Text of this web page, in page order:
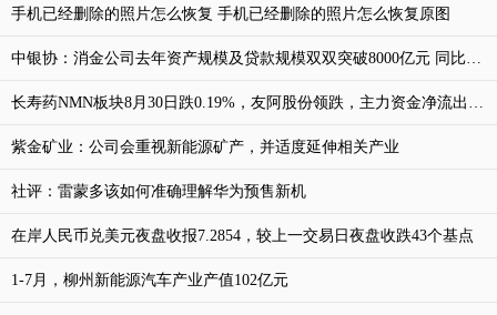
手机已经删除的照片怎么恢复 手机已经删除的照片怎么恢复原图
中银协：消金公司去年资产规模及贷款规模双双突破8000亿元 同比增速均为17.5%
长寿药NMN板块8月30日跌0.19%，友阿股份领跌，主力资金净流出1.03亿元
紫金矿业：公司会重视新能源矿产，并适度延伸相关产业
社评：雷蒙多该如何准确理解华为预售新机
在岸人民币兑美元夜盘收报7.2854，较上一交易日夜盘收跌43个基点
1-7月，柳州新能源汽车产业产值102亿元